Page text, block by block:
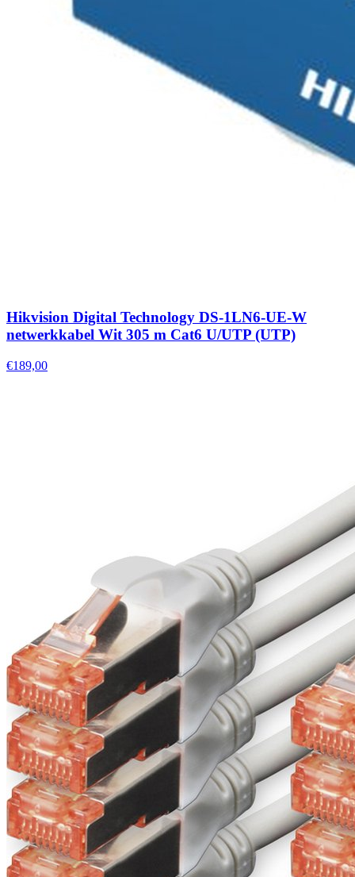
Hikvision Digital Technology DS-1LN6-UE-W
netwerkkabel Wit 305 m Cat6 U/UTP (UTP)
€189,00